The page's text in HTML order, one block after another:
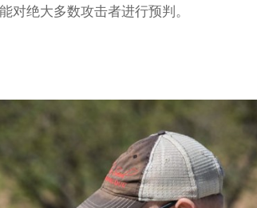
对绝大多数攻击者进行预判。